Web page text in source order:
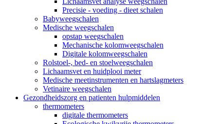
Precisie - voeding - dieet schalen
Babyweegschalen
Medische weegschalen
opstap weegschalen
Mechanische kolomweegschalen
Digitale kolomweegschalen
Rolstoel-, bed- en stoelweegschalen
Lichaamsvet en huidplooi meter
Medische meetinstrumenten en hartslagmeters
Vetinaire weegschalen
Gezondheidszorg en patienten hulpmiddelen
thermometers
digitale thermometers